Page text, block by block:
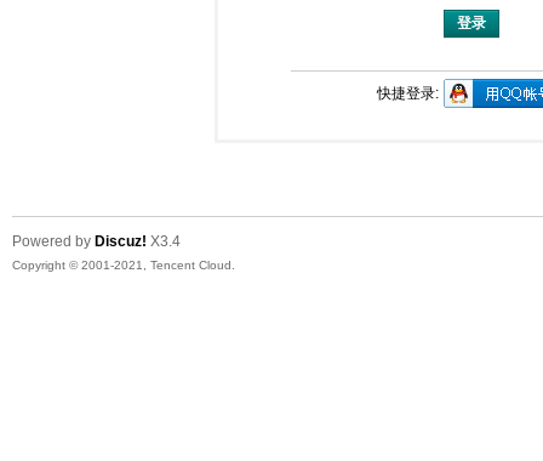
登录
快捷登录:
Powered by Discuz! X3.4
Copyright © 2001-2021, Tencent Cloud.